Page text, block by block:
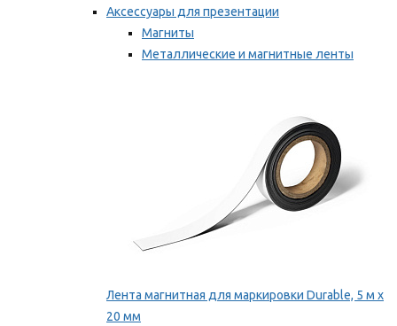
Аксессуары для презентации
Магниты
Металлические и магнитные ленты
Лента магнитная для маркировки Durable, 5 м х
20 мм